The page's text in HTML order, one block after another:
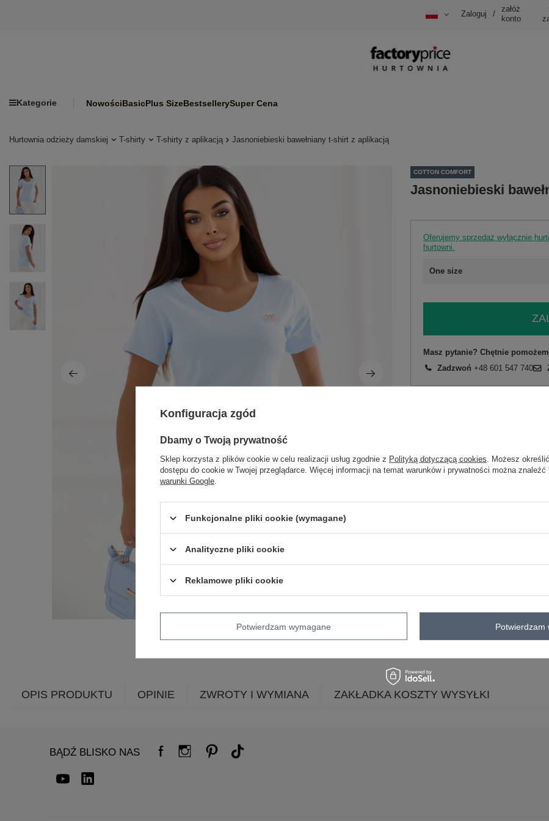
Zaloguj /
załóż
konto
Kategorie NowościBasicPlus SizeBestsellerySuper Cena
Hurtownia odzieży damskiej T-shirty T-shirty z aplikacją Jasnoniebieski bawełniany t-shirt z aplikacją
COTTON COMFORT
Jasnoniebieski
Oferujemy sprzedaż wyłącznie
hurtowni.
One size
Masz pytanie? Chętnie
Zadzwoń +48 601 547 740
Marka
RELEVANCE
skład materiału
90% bawełna 10%
dekolt
serek / dekolt V
naszywki
OPIS PRODUKTU OPINIE ZWROTY I WYMIANA ZAKŁADKA KOSZTY WYSYŁKI
BĄDŹ BLISKO NAS
Konfiguracja zgód
Dbamy o Twoją prywatność
Sklep korzysta z plików cookie w celu realizacji usług zgodnie z Polityką dotyczącą cookies . Możesz
dostępu do cookie w Twojej przeglądarce. Więcej informacji na temat warunków i prywatności można
warunki Google
Funkcjonalne pliki cookie (wymagane)
Analityczne pliki cookie
Reklamowe pliki cookie
Potwierdzam wymagane Potwierdzam